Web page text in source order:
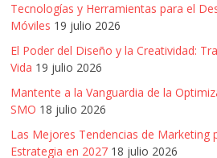
de
Publicidad,
Mercadeo
y
Medios
de
la
Agencia
Tecnologías y Herramientas para el
Móviles 19 julio 2026
El Poder del Diseño y la Creatividad:
Vida 19 julio 2026
Mantente a la Vanguardia de la
SMO 18 julio 2026
Las Mejores Tendencias de Marketing
Estrategia en 2027 18 julio 2026